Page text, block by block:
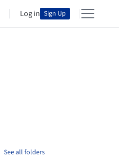
Log in Sign Up
See all folders